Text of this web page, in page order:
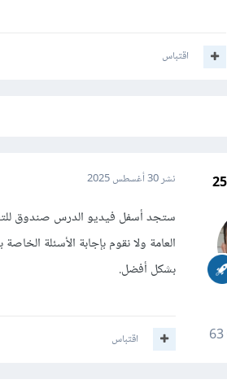
اقتباس
63
نشر30 أغسطس 2025
ستجد أسفل فيديو الدرس صندوق
العامة ولا نقوم بإجابة الأسئلة
بشكل أفضل.
اقتباس